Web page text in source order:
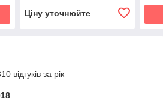
Ціну уточнюйте
відгуків за рік